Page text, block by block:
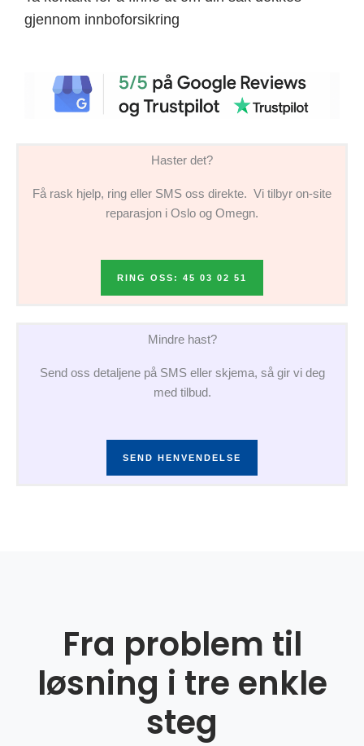
gjennom innboforsikring
Haster det?
Få rask hjelp, ring eller SMS oss direkte. Vi tilbyr on-site
reparasjon i Oslo og Omegn.
RING OSS: 45 03 02 51
Mindre hast?
Send oss detaljene på SMS eller skjema, så gir vi deg
med tilbud.
SEND HENVENDELSE
Fra problem til
løsning i tre enkle
steg